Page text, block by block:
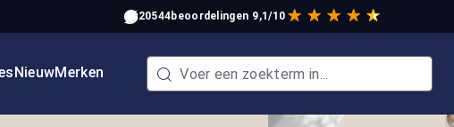
20544beoordelingen 9,1/10
NieuwMerken